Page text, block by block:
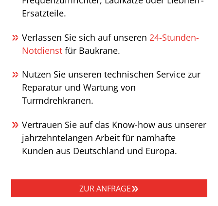
Ersatzteile.
Verlassen Sie sich auf unseren 24-Stunden-
Notdienst für Baukrane.
Nutzen Sie unseren technischen Service zur
Reparatur und Wartung von
Turmdrehkranen.
Vertrauen Sie auf das Know-how aus unserer
jahrzehntelangen Arbeit für namhafte
Kunden aus Deutschland und Europa.
ZUR ANFRAGE